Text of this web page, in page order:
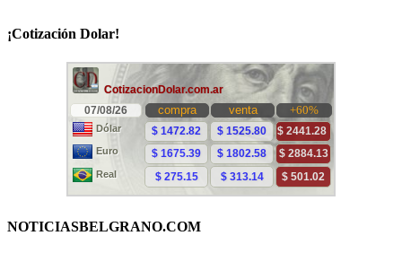
¡Cotización Dolar!
NOTICIASBELGRANO.COM